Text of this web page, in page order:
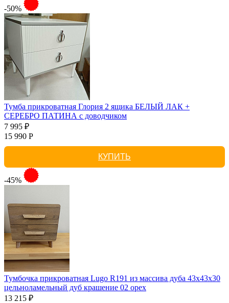
-50%
Тумба прикроватная Глория 2 ящика БЕЛЫЙ ЛАК +
СЕРЕБРО ПАТИНА с доводчиком
7 995 ₽
15 990 Р
КУПИТЬ
-45%
Тумбочка прикроватная Lugo R191 из массива дуба 43х43х30
цельноламельный дуб крашение 02 орех
13 215 ₽